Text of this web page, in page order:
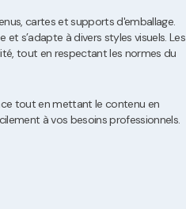
cartes et supports d'emballage.
s’adapte à divers styles visuels. Les
tout en respectant les normes du
tout en mettant le contenu en
à vos besoins professionnels.